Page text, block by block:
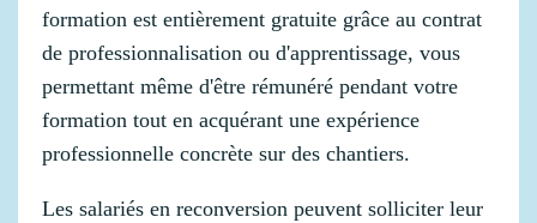
formation est entièrement gratuite grâce au contrat
de professionnalisation ou d'apprentissage, vous
permettant même d'être rémunéré pendant votre
formation tout en acquérant une expérience
professionnelle concrète sur des chantiers.
Les salariés en reconversion peuvent solliciter leur